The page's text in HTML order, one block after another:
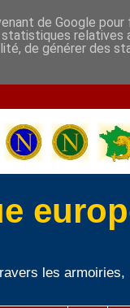
les
de Google
de générer des